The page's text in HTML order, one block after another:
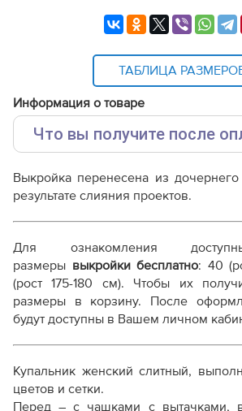
ТАБЛИЦА
Информация о товаре
Что вы получите после
Выкройка PDF для печати на
плоттере A0 с шириной печати
Дополнительные файлы:
Справочник - виды швов
Терминология машинных работ
Терминология ВТО
Как скорректировать готовую
Выкройка перенесена из
результате слияния проектов.
Для ознакомления
размеры выкройки бесплатно: 40
(рост 175-180 см). Чтобы их
размеры в корзину. После
будут доступны в Вашем личном
Купальник женский слитный,
цветов и сетки.
Перед – с чашками с вытачками,